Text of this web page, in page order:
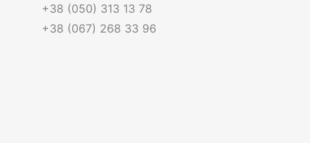
+38 (050) 313 13 78
+38 (067) 268 33 96